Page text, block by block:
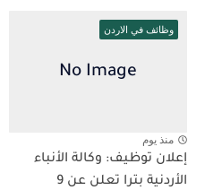
وظائف في الاردن
منذ يوم
إعلان توظيف: وكالة الأنباء
الأردنية بترا تعلن عن 9